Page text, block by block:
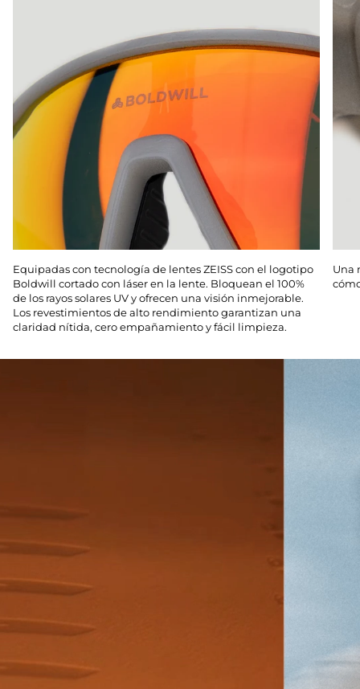
Equipadas con tecnología de lentes ZEISS con el logotipo
Boldwill cortado con láser en la lente. Bloquean el 100%
de los rayos solares UV y ofrecen una visión inmejorable.
Los revestimientos de alto rendimiento garantizan una
claridad nítida, cero empañamiento y fácil limpieza.
Una